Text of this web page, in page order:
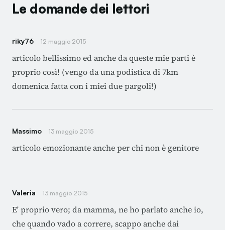
Le domande dei lettori
riky76 12 maggio 2015
articolo bellissimo ed anche da queste mie parti è
proprio così! (vengo da una podistica di 7km
domenica fatta con i miei due pargoli!)
Massimo 13 maggio 2015
articolo emozionante anche per chi non è genitore
Valeria 13 maggio 2015
E' proprio vero; da mamma, ne ho parlato anche io,
che quando vado a correre, scappo anche dai